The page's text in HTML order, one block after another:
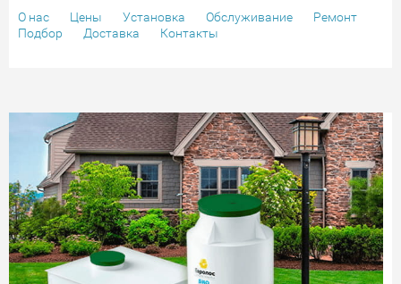
О нас Цены Установка Обслуживание
Ремонт
Подбор
Доставка Контакты